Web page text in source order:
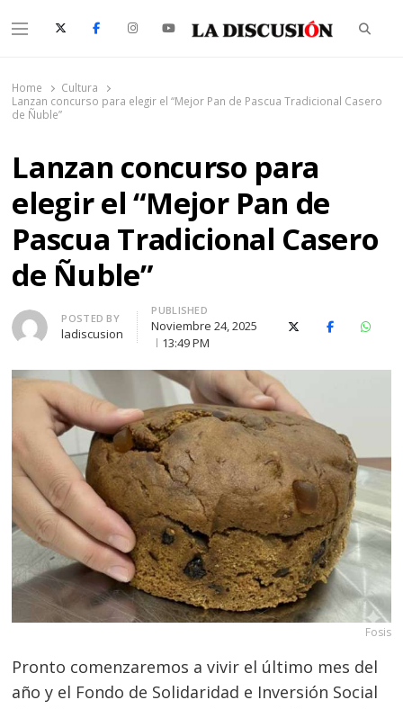
Menu
Home
Cultura
Lanzan concurso para elegir el “Mejor Pan de Pascua Tradicional Casero
de Ñuble”
Lanzan concurso para
elegir el “Mejor Pan de
Pascua Tradicional Casero
de Ñuble”
Author
POSTED BY
ladiscusion
PUBLISHED
Noviembre 24, 2025
13:49 PM
X (Twitter)Facebook
Fosis
Pronto comenzaremos a vivir el último mes del
año y el Fondo de Solidaridad e Inversión Social